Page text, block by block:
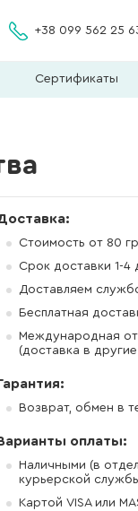
+38 099 562 25
Сертификаты
Ожидается
Стоимость от 80
Срок доставки 1-4
Доставляем
Бесплатная
Международная
(доставка в
Возврат, обмен в
оплаты:
Наличными (в
курьерской
Картой VISA или